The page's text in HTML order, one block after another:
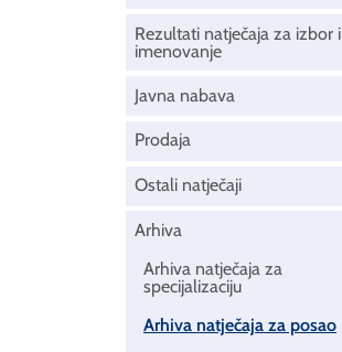
Rezultati natječaja za izbor i
imenovanje
Javna nabava
Prodaja
Ostali natječaji
Arhiva
Arhiva natječaja za
specijalizaciju
Arhiva natječaja za posao